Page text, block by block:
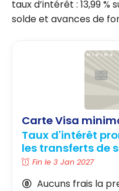
taux d’intérêt : 13,99 %
solde et avances de
Carte Visa
Taux d'intérêt
les transferts de
Fin le 3 Jan 2027
Aucuns frais la